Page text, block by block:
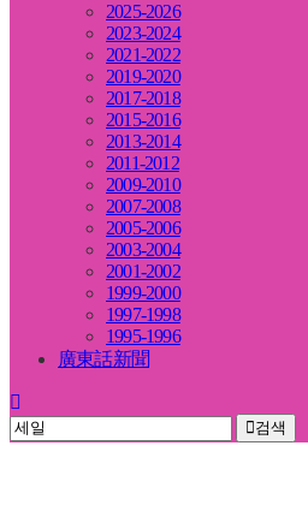
2025-2026
2023-2024
2021-2022
2019-2020
2017-2018
2015-2016
2013-2014
2011-2012
2009-2010
2007-2008
2005-2006
2003-2004
2001-2002
1999-2000
1997-1998
1995-1996
廣東話新聞
검색